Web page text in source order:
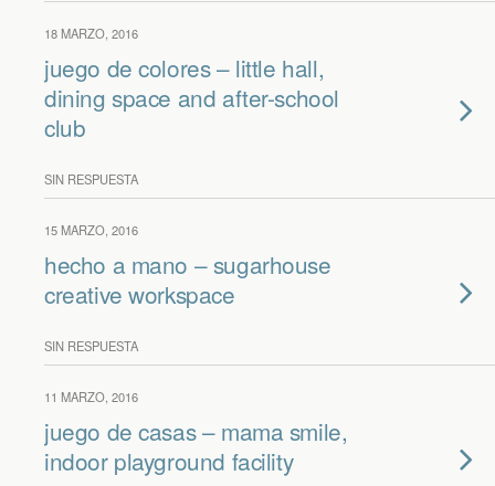
18 MARZO, 2016
juego de colores – little hall,
dining space and after-school
club
SIN RESPUESTA
15 MARZO, 2016
hecho a mano – sugarhouse
creative workspace
SIN RESPUESTA
11 MARZO, 2016
juego de casas – mama smile,
indoor playground facility